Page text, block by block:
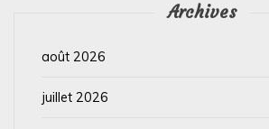
Archives
août 2026
juillet 2026